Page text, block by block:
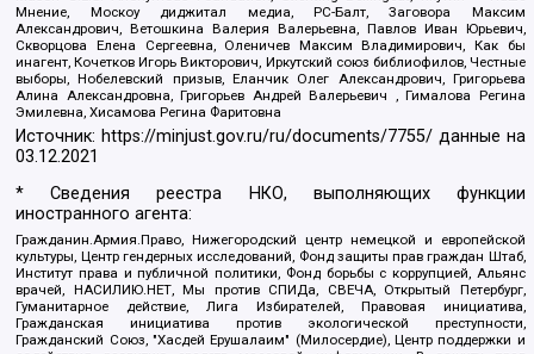
Мнение, Москоу диджитал медиа, РС-Балт, Заговора Максим
Александрович, Ветошкина Валерия Валерьевна, Павлов Иван Юрьевич,
Скворцова Елена Сергеевна, Оленичев Максим Владимирович, Как бы
инагент, Кочетков Игорь Викторович, Иркутский союз библиофилов, Честные
выборы, Нобелевский призыв, Еланчик Олег Александрович, Григорьева
Алина Александровна, Григорьев Андрей Валерьевич , Гималова Регина
Эмилевна, Хисамова Регина Фаритовна
Источник: https://minjust.gov.ru/ru/documents/7755/ данные на
03.12.2021
* Сведения реестра НКО, выполняющих функции
иностранного агента:
Гражданин.Армия.Право, Нижегородский центр немецкой и европейской
культуры, Центр гендерных исследований, Фонд защиты прав граждан Штаб,
Институт права и публичной политики, Фонд борьбы с коррупцией, Альянс
врачей, НАСИЛИЮ.НЕТ, Мы против СПИДа, СВЕЧА, Открытый Петербург,
Гуманитарное действие, Лига Избирателей, Правовая инициатива,
Гражданская инициатива против экологической преступности,
Гражданский Союз, "Хасдей Ерушалаим" (Милосердие), Центр поддержки и